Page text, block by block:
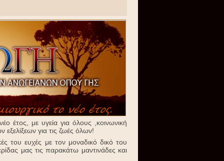
έτος, με υγεία για όλους ,κοινωνική
για τις ζωές όλων!
του ευχές με τον μοναδικό δικό του
μας τις παρακάτω μαντινάδες και